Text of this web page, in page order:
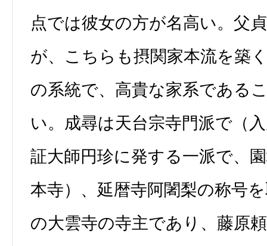
点では彼女の方が名高い。父
が、こちらも摂関家本流を築
の系統で、高貴な家系である
い。成尋は天台宗寺門派で（
証大師円珍に発する一派で、
本寺）、延暦寺阿闍梨の称号
の大雲寺の寺主であり、藤原